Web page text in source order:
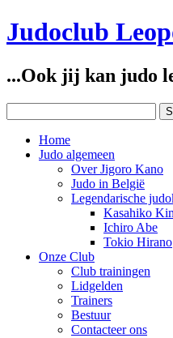
Judoclub
...Ook jij kan judo
Home
Judo algemeen
Over Jigoro Kano
Judo in België
Legendarische
Kasahiko
Ichiro Abe
Tokio Hirano
Onze Club
Club trainingen
Lidgelden
Trainers
Bestuur
Contacteer ons